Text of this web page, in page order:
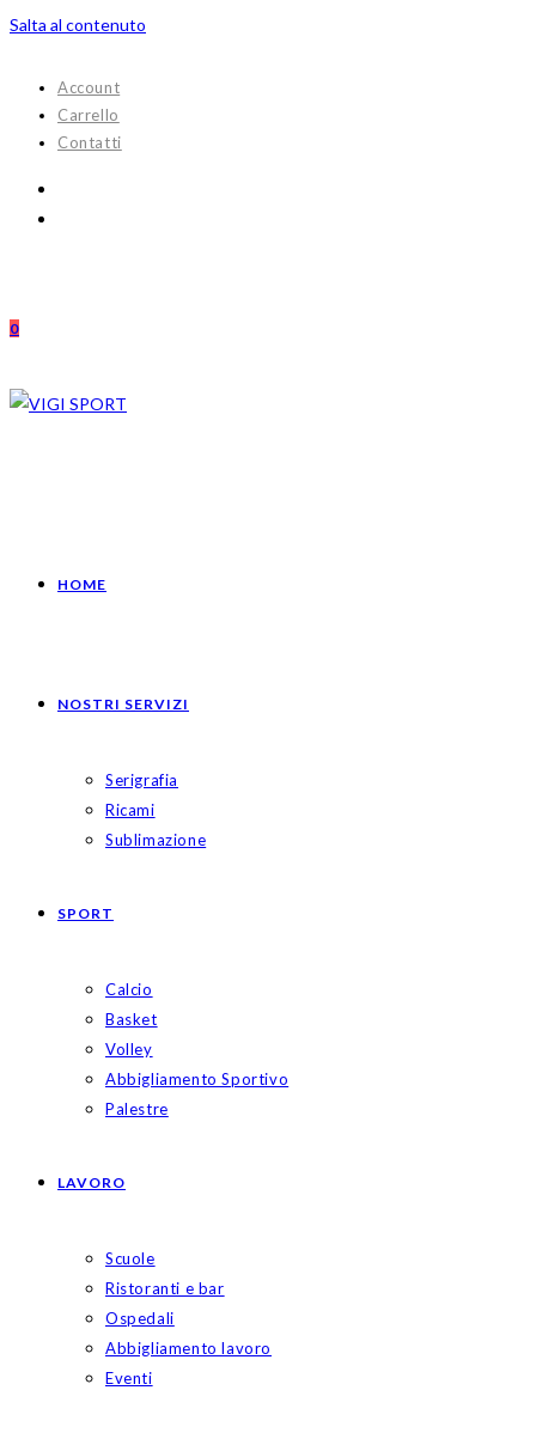
Salta al contenuto
Account
Carrello
Contatti
0
HOME
NOSTRI SERVIZI
Serigrafia
Ricami
Sublimazione
SPORT
Calcio
Basket
Volley
Abbigliamento Sportivo
Palestre
LAVORO
Scuole
Ristoranti e bar
Ospedali
Abbigliamento lavoro
Eventi